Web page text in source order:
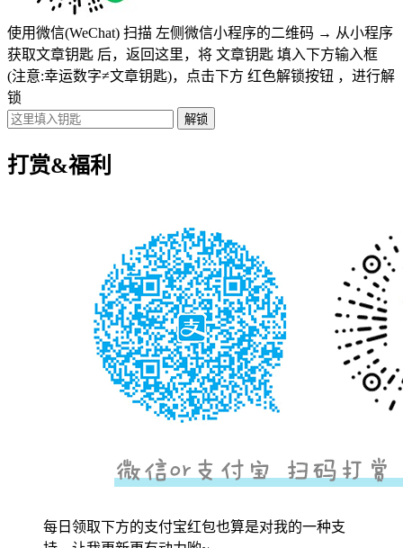
使用微信(WeChat) 扫描 左侧微信小程序的二维码 → 从小程序
获取文章钥匙 后，返回这里，将 文章钥匙 填入下方输入框
(注意:幸运数字≠文章钥匙)，点击下方 红色解锁按钮 ，进行解
锁
打赏&福利
每日领取下方的支付宝红包也算是对我的一种支